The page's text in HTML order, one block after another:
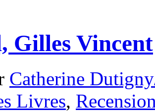
Gilles Vincent
Catherine
Livres,